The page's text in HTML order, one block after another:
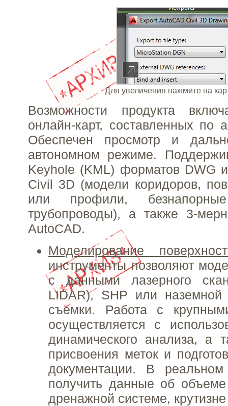
Для увеличения нажмите на
Возможности продукта
онлайн-карт, составленных по
Обеспечен просмотр и
автономном режиме.
Keyhole (KML) форматов DWG
Civil 3D (модели коридоров,
или профили,
трубопроводы), а также 3-
AutoCAD.
Моделирование
инструменты позволяют
с данными лазерного
LIDAR), SHP или наземной
съемки. Работа с
осуществляется с
динамического анализа, а
присвоения меток и
документации. В
получить данные об
дренажной системе,